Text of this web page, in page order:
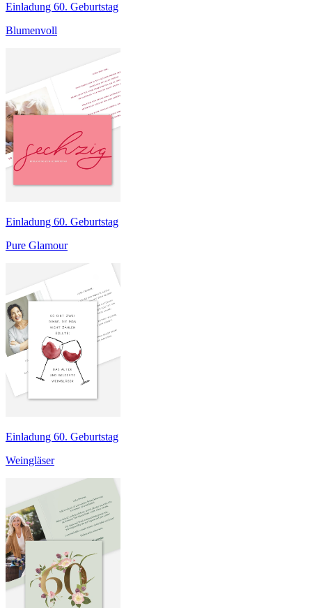
Einladung 60. Geburtstag
Blumenvoll
Einladung 60. Geburtstag
Pure Glamour
Einladung 60. Geburtstag
Weingläser